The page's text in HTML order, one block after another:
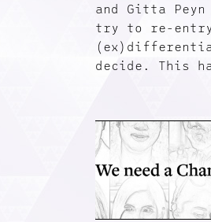
and Gitta
try to re-entry
decide. This